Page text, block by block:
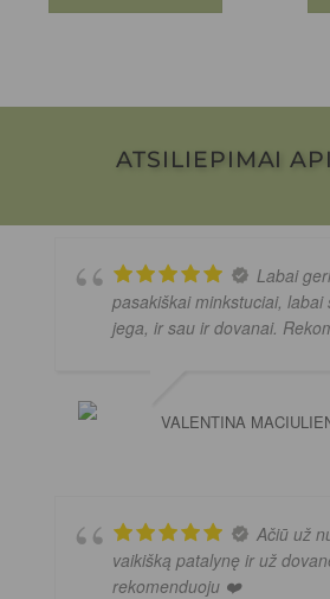
ATSILIEPIMAI
Labai
pasakiškai minkstuciai, labai
jega, ir sau ir dovanai.
VALENTINA
Ačiū už
vaikišką patalynę ir už
rekomenduoju ❤️